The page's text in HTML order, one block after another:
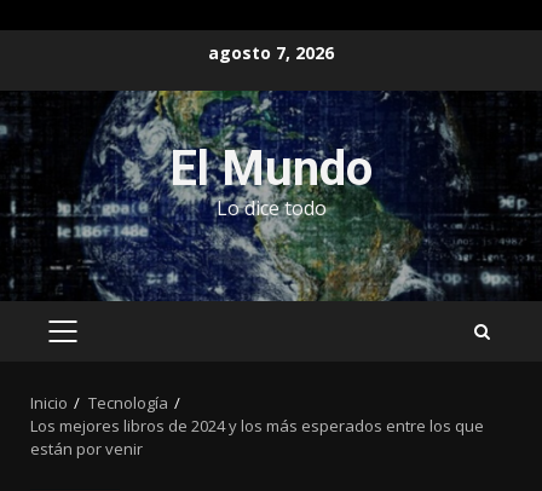
contenido
agosto 7, 2026
El Mundo
Lo dice todo
MENÚ
Inicio
Tecnología
Los mejores libros de 2024 y los más esperados entre los que
están por venir